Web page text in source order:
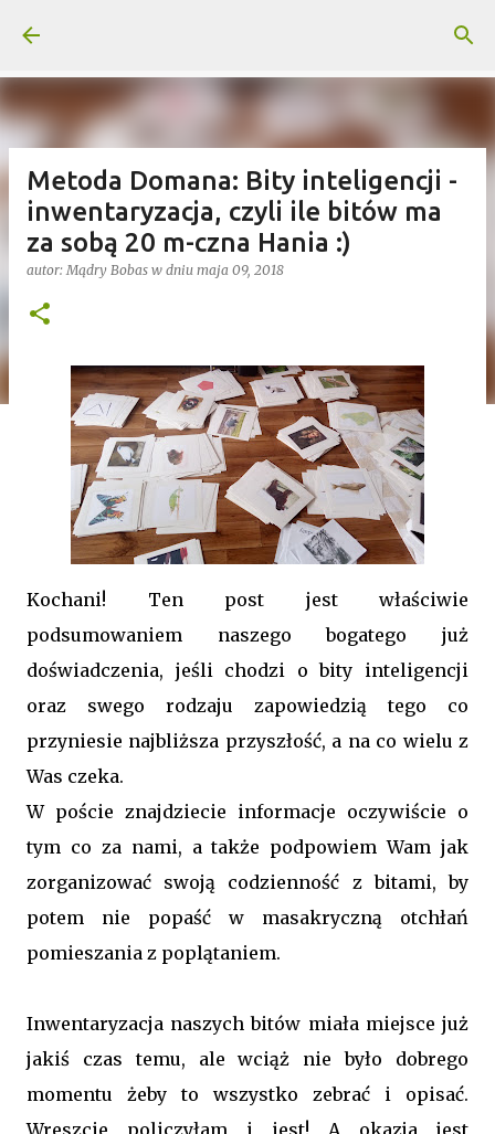
Metoda Domana: Bity inteligencji -
inwentaryzacja, czyli ile bitów ma
za sobą 20 m-czna Hania :)
autor:Mądry Bobas w dniu maja 09, 2018
Kochani! Ten post jest właściwie
podsumowaniem naszego bogatego już
doświadczenia, jeśli chodzi o bity inteligencji
oraz swego rodzaju zapowiedzią tego co
przyniesie najbliższa przyszłość, a na co wielu z
Was czeka.
W poście znajdziecie informacje oczywiście o
tym co za nami, a także podpowiem Wam jak
zorganizować swoją codzienność z bitami, by
potem nie popaść w masakryczną otchłań
pomieszania z poplątaniem.
Inwentaryzacja naszych bitów miała miejsce już
jakiś czas temu, ale wciąż nie było dobrego
momentu żeby to wszystko zebrać i opisać.
Wreszcie policzyłam i jest! A okazja jest